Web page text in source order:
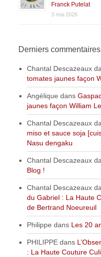
Franck Putelat
3 mai 2026
Derniers commentaires
Chantal Descazeaux
tomates jaunes façon
Angélique dans
jaunes façon William
Chantal Descazeaux
miso et sauce soja
Nasu dengaku
Chantal Descazeaux
Blog !
Chantal Descazeaux
du Gabriel : La Haute
de Bertrand Noeureuil
Philippe dans Les 20
PHILIPPE dans
: La Haute Couture